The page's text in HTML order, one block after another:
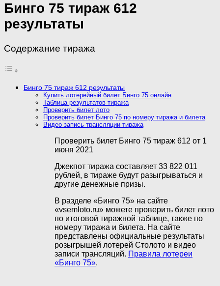
Бинго 75 тираж 612
результаты
Содержание тиража
Бинго 75 тираж 612 результаты
Купить лотерейный билет Бинго 75 онлайн
Таблица результатов тиража
Проверить билет лото
Проверить билет Бинго 75 по номеру тиража и билета
Видео запись трансляции тиража
Проверить билет Бинго 75 тираж 612 от 1
июня 2021
Джекпот тиража составляет 33 822 011
рублей, в тираже будут разыгрываться и
другие денежные призы.
В разделе «Бинго 75» на сайте
«vsemloto.ru» можете проверить билет лото
по итоговой тиражной таблице, также по
номеру тиража и билета. На сайте
представлены официальные результаты
розыгрышей лотерей Столото и видео
записи трансляций. Правила лотереи
«Бинго 75».